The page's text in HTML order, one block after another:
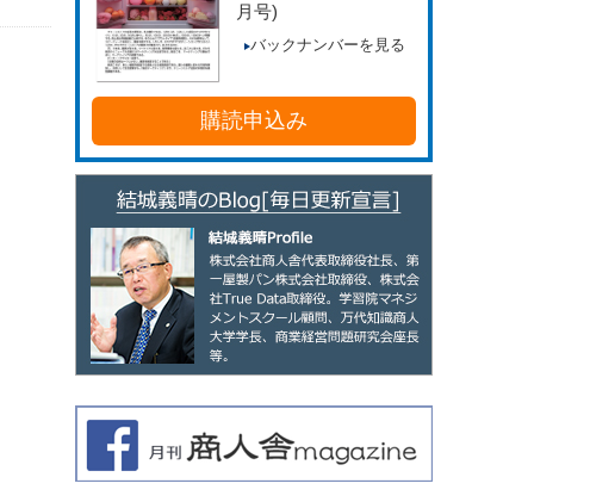
月号)
バックナンバーを見る
購読申込み